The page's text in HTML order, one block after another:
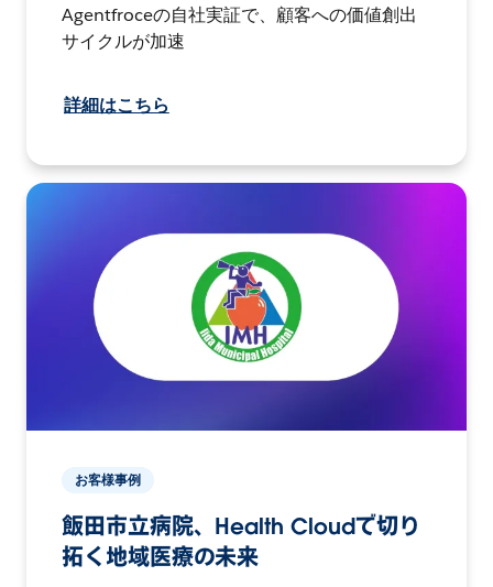
Agentfroceの自社実証で、顧客への価値創出
サイクルが加速
詳細はこちら
お客様事例
飯田市立病院、Health Cloudで切り
拓く地域医療の未来